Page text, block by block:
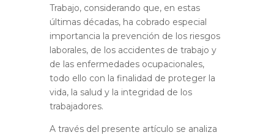
Trabajo, considerando que, en estas
últimas décadas, ha cobrado especial
importancia la prevención de los riesgos
laborales, de los accidentes de trabajo y
de las enfermedades ocupacionales,
todo ello con la finalidad de proteger la
vida, la salud y la integridad de los
trabajadores.
A través del presente artículo se analiza